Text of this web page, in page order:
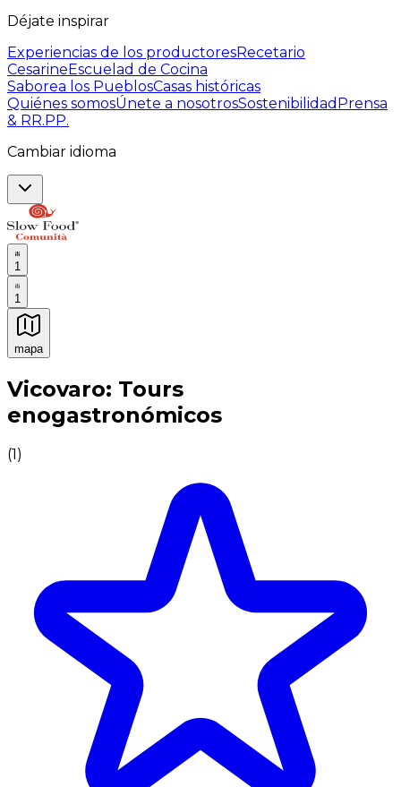
Déjate inspirar
Experiencias de los productoresRecetario
CesarineEscuelad de Cocina
Saborea los PueblosCasas históricas
Quiénes somosÚnete a nosotrosSostenibilidad Prensa
& RR.PP.
Cambiar idioma
1
1
mapa
Experiencias culinarias inolvidables: Experiencias
Vicovaro: Tours
enogastronómicos
(1)